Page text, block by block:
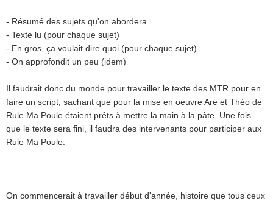
- Résumé des sujets qu'on abordera
- Texte lu (pour chaque sujet)
- En gros, ça voulait dire quoi (pour chaque sujet)
- On approfondit un peu (idem)
Il faudrait donc du monde pour travailler le texte des MTR pour en
faire un script, sachant que pour la mise en oeuvre Are et Théo de
Rule Ma Poule étaient prêts à mettre la main à la pâte. Une fois
que le texte sera fini, il faudra des intervenants pour participer aux
Rule Ma Poule.
On commencerait à travailler début d'année, histoire que tous ceux